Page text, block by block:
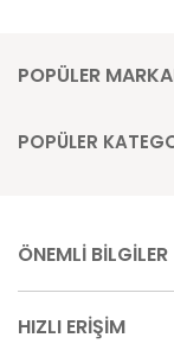
POPÜLER
POPÜLER
ÖNEMLİ BİLGİLER
HIZLI ERİŞİM